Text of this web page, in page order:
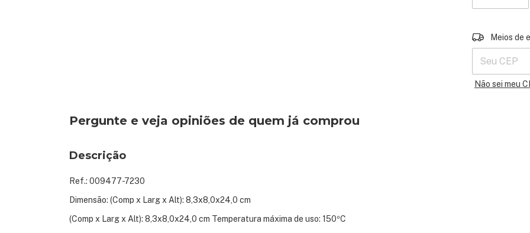
Entregas para
Meios de
Não sei meu
Pergunte e veja opiniões de quem já comprou
Descrição
Ref.: 009477-7230
Dimensão: (Comp x Larg x Alt): 8,3x8,0x24,0 cm
(Comp x Larg x Alt): 8,3x8,0x24,0 cm Temperatura máxima de uso: 150ºC